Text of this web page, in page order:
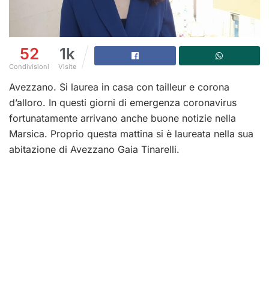
52
Condivisioni
1k
Visite
Avezzano. Si laurea in casa con tailleur e corona
d’alloro. In questi giorni di emergenza coronavirus
fortunatamente arrivano anche buone notizie nella
Marsica. Proprio questa mattina si è laureata nella sua
abitazione di Avezzano Gaia Tinarelli.